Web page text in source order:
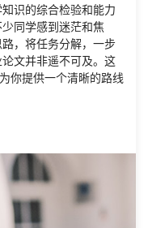
识的综合检验和能力
同学感到迷茫和焦
，将任务分解，一步
文并非遥不可及。这
你提供一个清晰的路线